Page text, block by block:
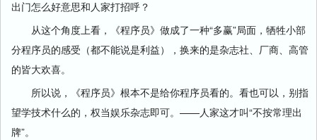
出门怎么好意思和人家打招呼？
从这个角度上看，《程序员》做成了一种“多赢”局面，牺牲小部
分程序员的感受（都不能说是利益），换来的是杂志社、厂商、高管
的皆大欢喜。
所以说，《程序员》根本不是给你程序员看的。看也可以，别指
望学技术什么的，权当娱乐杂志即可。——人家这才叫“不按常理出
牌”。